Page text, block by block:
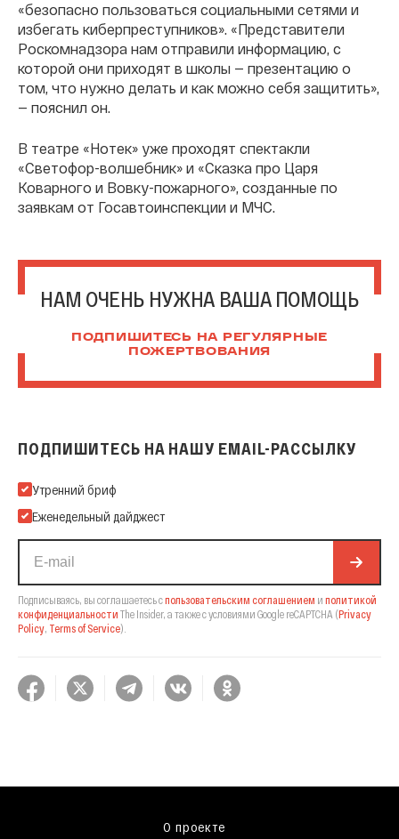
«безопасно пользоваться социальными сетями и
избегать киберпреступников». «Представители
Роскомнадзора нам отправили информацию, с
которой они приходят в школы — презентацию о
том, что нужно делать и как можно себя защитить»,
— пояснил он.
В театре «Нотек» уже проходят спектакли
«Светофор-волшебник» и «Сказка про Царя
Коварного и Вовку-пожарного», созданные по
заявкам от Госавтоинспекции и МЧС.
НАМ ОЧЕНЬ НУЖНА ВАША ПОМОЩЬ
ПОДПИШИТЕСЬ НА РЕГУЛЯРНЫЕ
ПОЖЕРТВОВАНИЯ
ПОДПИШИТЕСЬ НА НАШУ EMAIL-РАССЫЛКУ
Подпишитесь на нашу Email-рассылку
Утренний бриф
Еженедельный дайджест
Подписываясь, вы соглашаетесь спользовательским соглашением и политикой
конфиденциальности The Insider, а также с условиями Google reCAPTCHA (Privacy
Policy, Terms of Service).
О проекте